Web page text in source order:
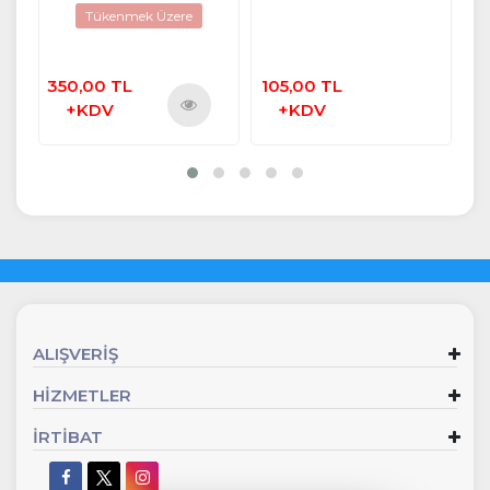
Tükenmek Üzere
350,00 TL
+KDV
105,00 TL
+KDV
ALIŞVERİŞ
HİZMETLER
İRTİBAT